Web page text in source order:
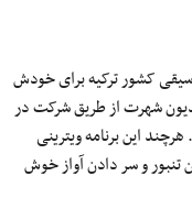
کشور ترکیه برای خودش
شهرت از طریق شرکت در
این برنامه ویترینی
تنبور و سر دادن آواز خوش